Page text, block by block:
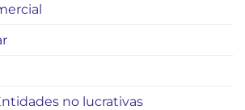
no lucrativas